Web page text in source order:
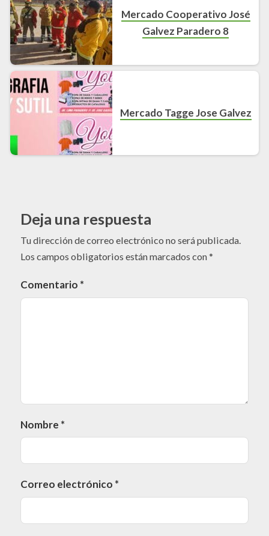
Mercado Cooperativo José
Galvez Paradero 8
Mercado Tagge Jose Galvez
Deja una respuesta
Tu dirección de correo electrónico no será publicada.
Los campos obligatorios están marcados con*
Comentario *
Nombre *
Correo electrónico *